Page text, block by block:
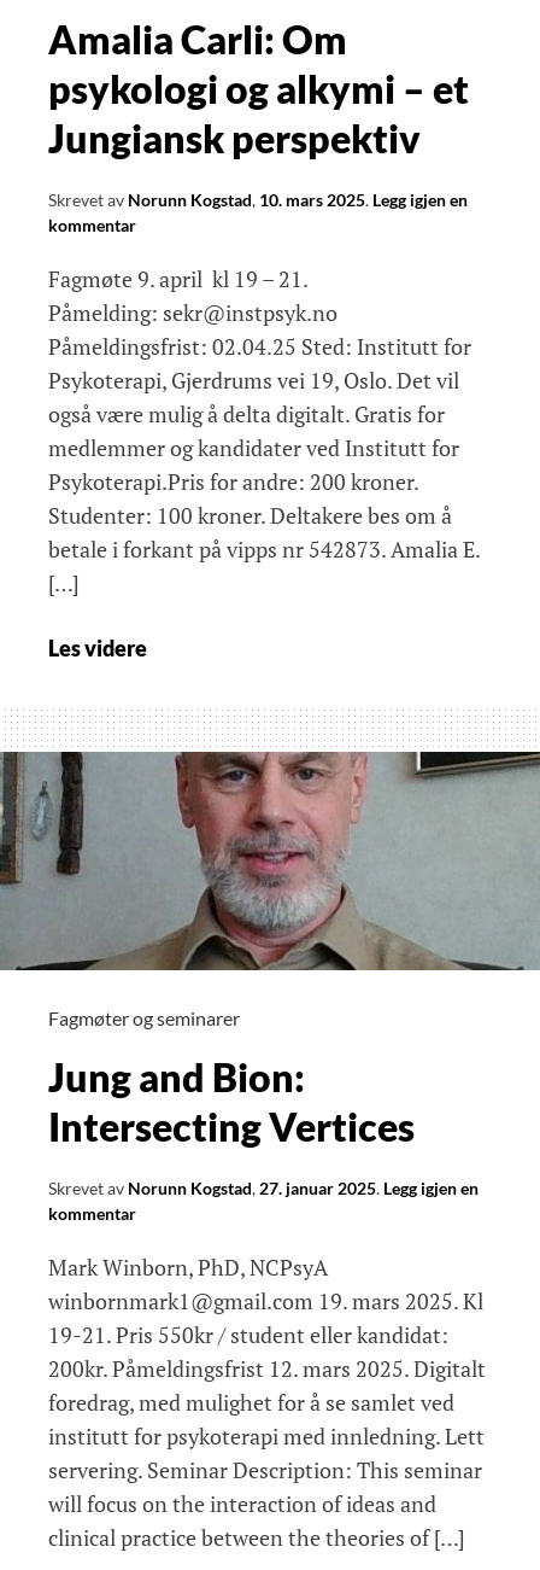
Amalia Carli: Om
psykologi og alkymi – et
Jungiansk perspektiv
Skrevet av Norunn Kogstad, 10. mars 2025. Legg igjen en
kommentar
Fagmøte 9. april kl 19 – 21.
Påmelding: sekr@instpsyk.no
Påmeldingsfrist: 02.04.25 Sted: Institutt for
Psykoterapi, Gjerdrums vei 19, Oslo. Det vil
også være mulig å delta digitalt. Gratis for
medlemmer og kandidater ved Institutt for
Psykoterapi.Pris for andre: 200 kroner.
Studenter: 100 kroner. Deltakere bes om å
betale i forkant på vipps nr 542873. Amalia E.
[…]
Les videre
Om
psykologi
og
alkymi
Jungiansk
perspektiv
Fagmøter og seminarer
Jung and Bion:
Intersecting Vertices
Skrevet av Norunn Kogstad, 27. januar 2025. Legg igjen en
kommentar
Mark Winborn, PhD, NCPsyA
winbornmark1@gmail.com 19. mars 2025. Kl
19-21. Pris 550kr / student eller kandidat:
200kr. Påmeldingsfrist 12. mars 2025. Digitalt
foredrag, med mulighet for å se samlet ved
institutt for psykoterapi med innledning. Lett
servering. Seminar Description: This seminar
will focus on the interaction of ideas and
clinical practice between the theories of […]